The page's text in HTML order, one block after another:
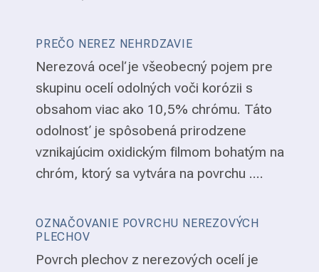
PREČO NEREZ NEHRDZAVIE
Nerezová oceľ je všeobecný pojem pre
skupinu ocelí odolných voči korózii s
obsahom viac ako 10,5% chrómu. Táto
odolnosť je spôsobená prirodzene
vznikajúcim oxidickým filmom bohatým na
chróm, ktorý sa vytvára na povrchu ....
OZNAČOVANIE POVRCHU NEREZOVÝCH
PLECHOV
Povrch plechov z nerezových ocelí je